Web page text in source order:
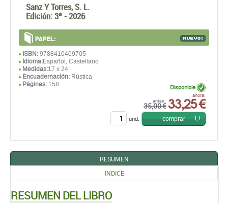
Sanz Y Torres, S. L.
Edición:3ª - 2026
PAPEL:
ISBN: 9788410409705
Idioma:Español, Castellano
Medidas:17 x 24
Encuadernación: Rústica
Páginas: 158
antes:
35,00 €
ahora:
33,25 €
Disponible
und. comprar
RESUMEN
ÍNDICE
RESUMEN DEL LIBRO